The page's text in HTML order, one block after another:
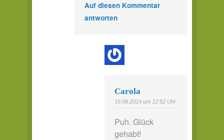
Auf diesen Kommentar
antworten
Carola
19.08.2014 um 12:52 Uhr
Puh. Glück
gehabt!